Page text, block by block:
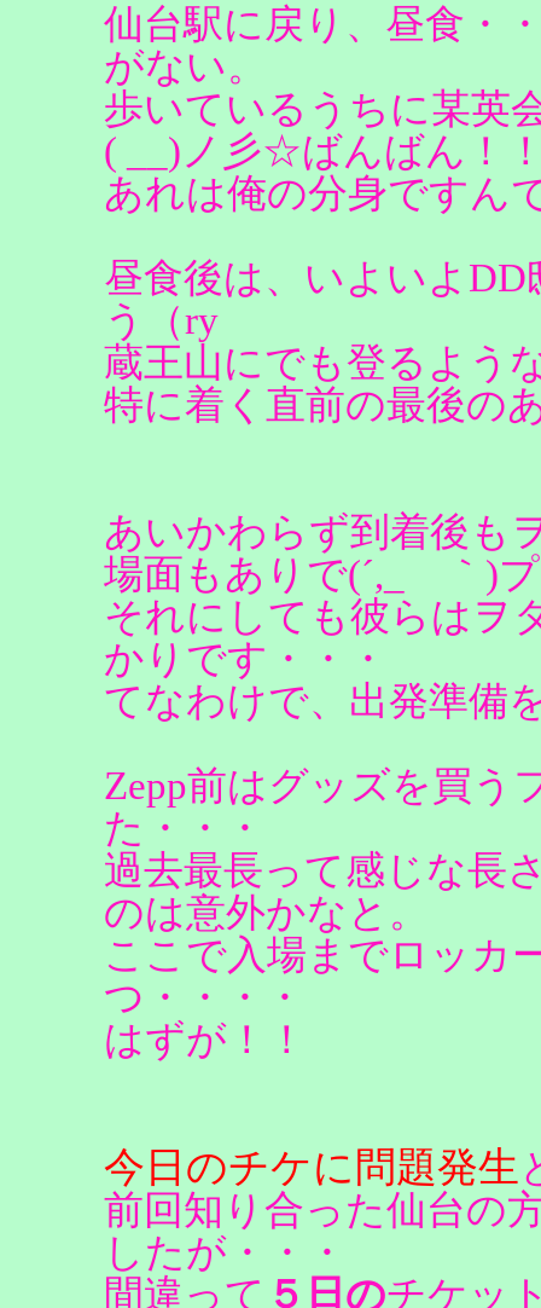
仙台駅に戻り、昼食・
がない。
歩いているうちに某英
( __)ノ彡☆ばんばん！
あれは俺の分身ですん
昼食後は、いよいよ
う（ry
蔵王山にでも登るよう
特に着く直前の最後の
あいかわらず到着後も
場面もありで(´,_ゝ｀)
それにしても彼らはヲ
かりです・・・
てなわけで、出発準備
Zepp前はグッズを買う
た・・・
過去最長って感じな長
のは意外かなと。
ここで入場までロッカ
つ・・・・
はずが！！
今日のチケに問題発生
前回知り合った仙台の
したが・・・
間違って ５日のチケッ